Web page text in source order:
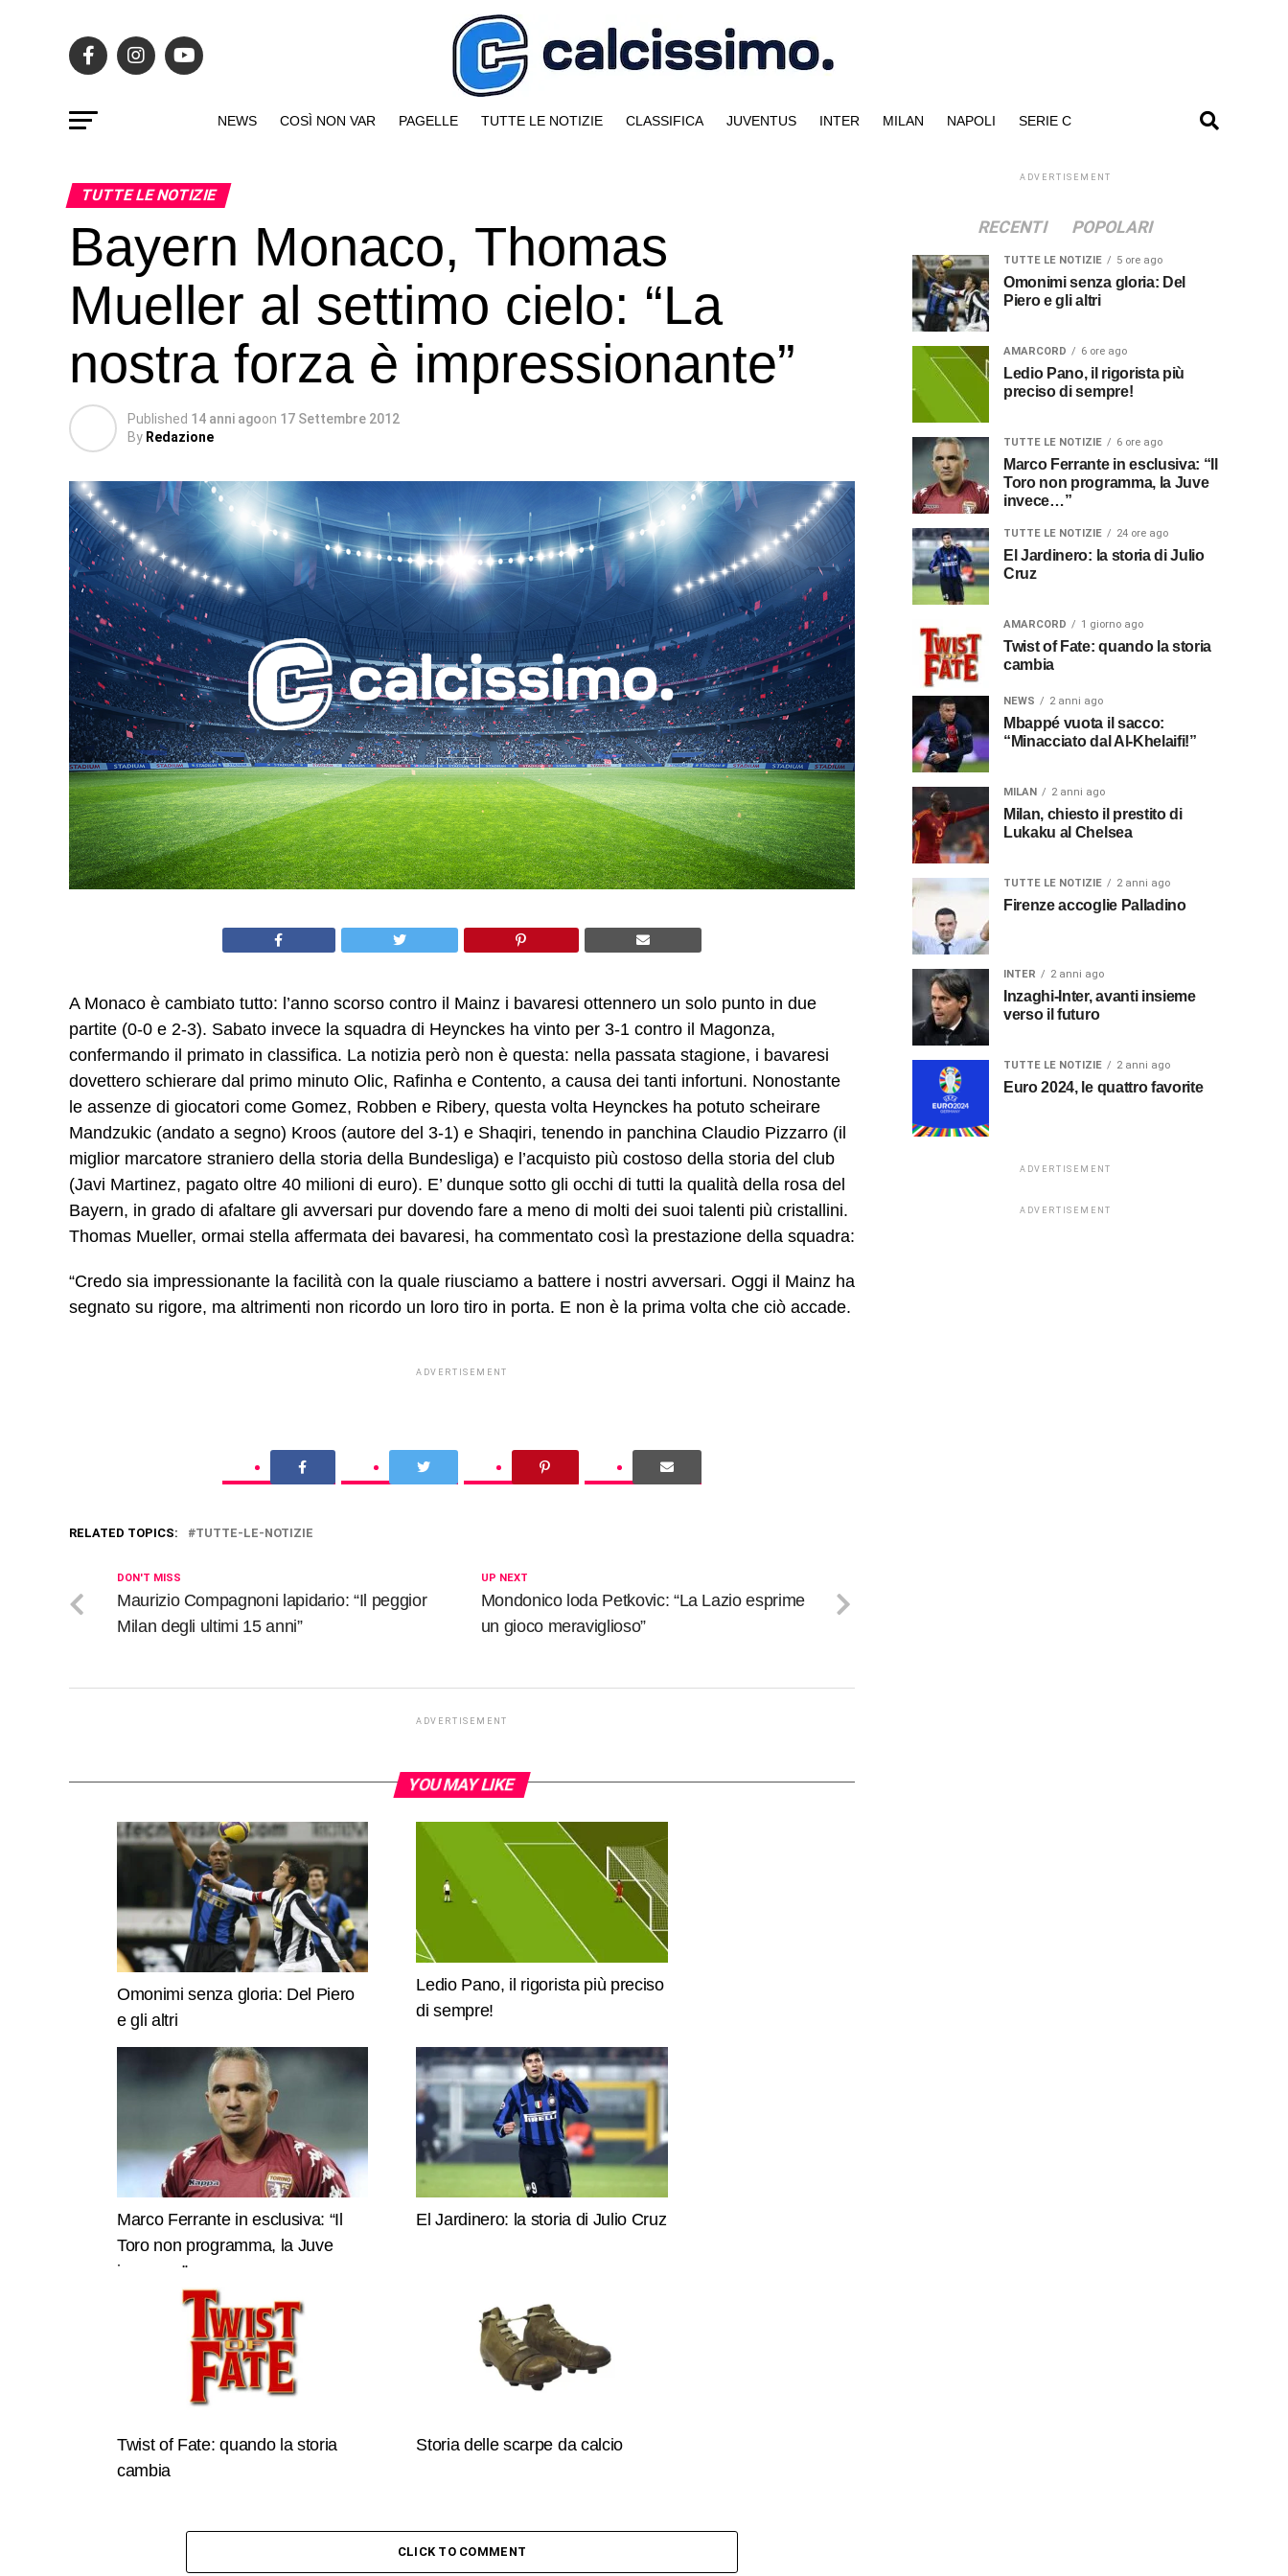
NEWS COSÌ NON VAR PAGELLE TUTTE LE NOTIZIE CLASSIFICA JUVENTUS INTER MILAN NAPOLI SERIE C
TUTTE LE NOTIZIE
Bayern Monaco, Thomas
Mueller al settimo cielo: “La
nostra forza è impressionante”
Published 14 anni agoon 17 Settembre 2012
By Redazione
A Monaco è cambiato tutto: l’anno scorso contro il Mainz i bavaresi ottennero un solo punto in due
partite (0-0 e 2-3). Sabato invece la squadra di Heynckes ha vinto per 3-1 contro il Magonza,
confermando il primato in classifica. La notizia però non è questa: nella passata stagione, i bavaresi
dovettero schierare dal primo minuto Olic, Rafinha e Contento, a causa dei tanti infortuni. Nonostante
le assenze di giocatori come Gomez, Robben e Ribery, questa volta Heynckes ha potuto scheirare
Mandzukic (andato a segno) Kroos (autore del 3-1) e Shaqiri, tenendo in panchina Claudio Pizzarro (il
miglior marcatore straniero della storia della Bundesliga) e l’acquisto più costoso della storia del club
(Javi Martinez, pagato oltre 40 milioni di euro). E’ dunque sotto gli occhi di tutti la qualità della rosa del
Bayern, in grado di afaltare gli avversari pur dovendo fare a meno di molti dei suoi talenti più cristallini.
Thomas Mueller, ormai stella affermata dei bavaresi, ha commentato così la prestazione della squadra:
“Credo sia impressionante la facilità con la quale riusciamo a battere i nostri avversari. Oggi il Mainz ha
segnato su rigore, ma altrimenti non ricordo un loro tiro in porta. E non è la prima volta che ciò accade.
ADVERTISEMENT
RELATED TOPICS: TUTTE-LE-NOTIZIE
UP NEXT
Mondonico loda Petkovic: “La Lazio esprime
un gioco meraviglioso”
DON'T MISS
Maurizio Compagnoni lapidario: “Il peggior
Milan degli ultimi 15 anni”
ADVERTISEMENT
YOU MAY LIKE
Omonimi senza gloria: Del Piero
e gli altri
Ledio Pano, il rigorista più preciso
di sempre!
Marco Ferrante in esclusiva: “Il
Toro non programma, la Juve
invece…”
El Jardinero: la storia di Julio Cruz
Twist of Fate: quando la storia
cambia
Storia delle scarpe da calcio
CLICK TO COMMENT
ADVERTISEMENT
RECENTI POPOLARI
TUTTE LE NOTIZIE 5 ore ago
Omonimi senza gloria: Del
Piero e gli altri
AMARCORD 6 ore ago
Ledio Pano, il rigorista più
preciso di sempre!
TUTTE LE NOTIZIE 6 ore ago
Marco Ferrante in esclusiva: “Il
Toro non programma, la Juve
invece…”
TUTTE LE NOTIZIE 24 ore ago
El Jardinero: la storia di Julio
Cruz
AMARCORD 1 giorno ago
Twist of Fate: quando la storia
cambia
NEWS 2 anni ago
Mbappé vuota il sacco:
“Minacciato dal Al-Khelaifi!”
MILAN 2 anni ago
Milan, chiesto il prestito di
Lukaku al Chelsea
TUTTE LE NOTIZIE 2 anni ago
Firenze accoglie Palladino
INTER 2 anni ago
Inzaghi-Inter, avanti insieme
verso il futuro
TUTTE LE NOTIZIE 2 anni ago
Euro 2024, le quattro favorite
ADVERTISEMENT
ADVERTISEMENT